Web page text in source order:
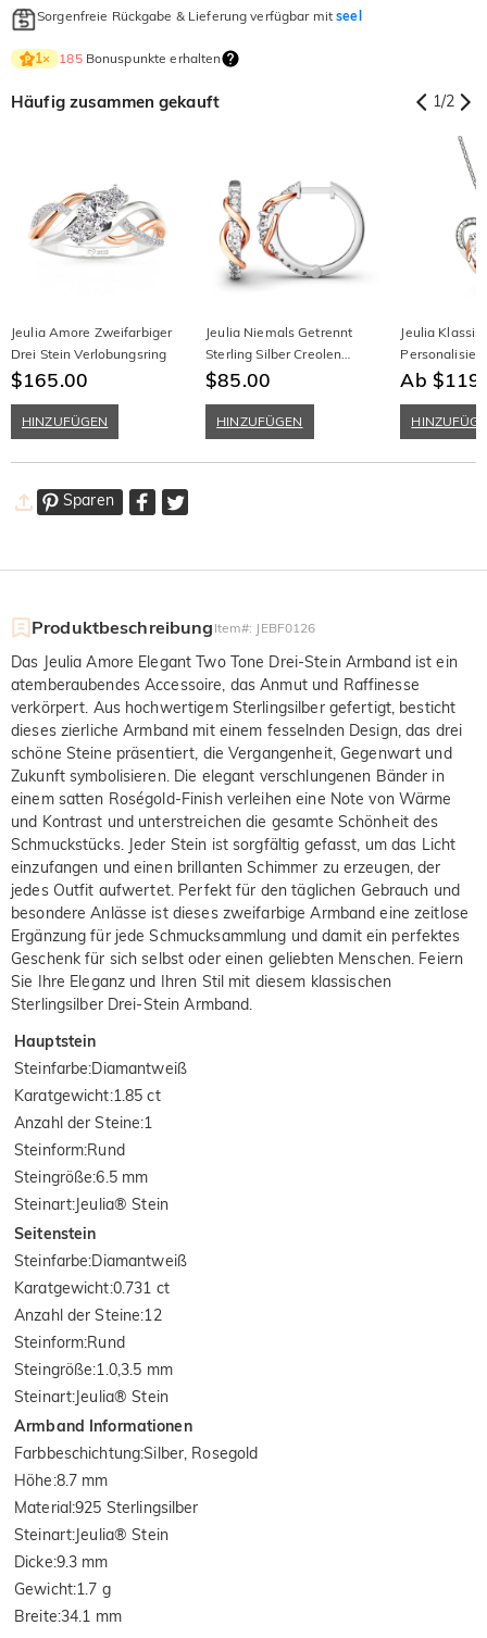
Sorgenfreie Rückgabe & Lieferung verfügbar mitseel
1× 185Bonuspunkte erhalten
Häufig zusammen gekauft 1/2
Jeulia Amore Zweifarbiger
Drei Stein Verlobungsring
$165.00
HINZUFÜGEN
Jeulia Niemals Getrennt
Sterling Silber Creolen
Ohrringe
$85.00
HINZUFÜGEN
Jeulia
Halskette
Ab
Sparen
Produktbeschreibung Item#: JEBF0126
Das Jeulia Amore Elegant Two Tone Drei-Stein Armband ist ein
atemberaubendes Accessoire, das Anmut und Raffinesse
verkörpert. Aus hochwertigem Sterlingsilber gefertigt, besticht
dieses zierliche Armband mit einem fesselnden Design, das drei
schöne Steine präsentiert, die Vergangenheit, Gegenwart und
Zukunft symbolisieren. Die elegant verschlungenen Bänder in
einem satten Roségold-Finish verleihen eine Note von Wärme
und Kontrast und unterstreichen die gesamte Schönheit des
Schmuckstücks. Jeder Stein ist sorgfältig gefasst, um das Licht
einzufangen und einen brillanten Schimmer zu erzeugen, der
jedes Outfit aufwertet. Perfekt für den täglichen Gebrauch und
besondere Anlässe ist dieses zweifarbige Armband eine zeitlose
Ergänzung für jede Schmucksammlung und damit ein perfektes
Geschenk für sich selbst oder einen geliebten Menschen. Feiern
Sie Ihre Eleganz und Ihren Stil mit diesem klassischen
Sterlingsilber Drei-Stein Armband.
Hauptstein
Steinfarbe:Diamantweiß
Karatgewicht:1.85 ct
Anzahl der Steine:1
Steinform:Rund
Steingröße:6.5 mm
Steinart:Jeulia® Stein
Seitenstein
Steinfarbe:Diamantweiß
Karatgewicht:0.731 ct
Anzahl der Steine:12
Steinform:Rund
Steingröße:1.0,3.5 mm
Steinart:Jeulia® Stein
Armband Informationen
Farbbeschichtung:Silber, Rosegold
Höhe:8.7 mm
Material:925 Sterlingsilber
Steinart:Jeulia® Stein
Dicke:9.3 mm
Gewicht:1.7 g
Breite:34.1 mm